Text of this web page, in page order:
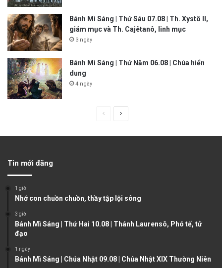
Bánh Mì Sáng | Thứ Sáu 07.08 | Th. Xystô II,
giám mục và Th. Cajêtanô, linh mục
3 ngày
Bánh Mì Sáng | Thứ Năm 06.08 | Chúa hiển
dung
4 ngày
u
p
g
Tin mới đăng
1 giờ
Nhớ con chuồn chuồn, thầy tập lội sông
3 giờ
Bánh Mì Sáng | Thứ Hai 10.08 | Thánh Laurensô, Phó tế, tử
đạo
1 ngày
Bánh Mì Sáng | Chúa Nhật 09.08 | Chúa Nhật XIX Thường Niên